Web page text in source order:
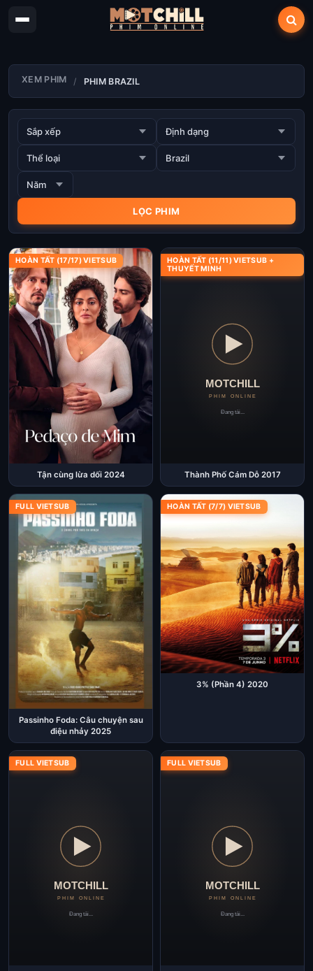
XEM PHIM PHIM BRAZIL
HOÀN TẤT (17/17) VIETSUB
Tận cùng lừa dối 2024
HOÀN TẤT (11/11) VIETSUB +
THUYẾT MINH
Thành Phố Cám Dỗ 2017
FULL VIETSUB
Passinho Foda: Câu chuyện sau
điệu nhảy 2025
HOÀN TẤT (7/7) VIETSUB
3% (Phần 4) 2020
FULL VIETSUB FULL VIETSUB